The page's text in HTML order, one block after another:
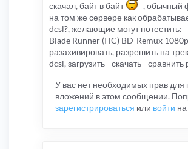
скачал, байт в байт
, обычный
на том же сервере как
dcsl?, желающие могут потестить:
Blade Runner (ITC) BD-Remux
разахивировать, разрешить на
dcsl, загрузить - скачать -
У вас нет необходимых прав для
вложений в этом сообщении.
зарегистрироваться или войти